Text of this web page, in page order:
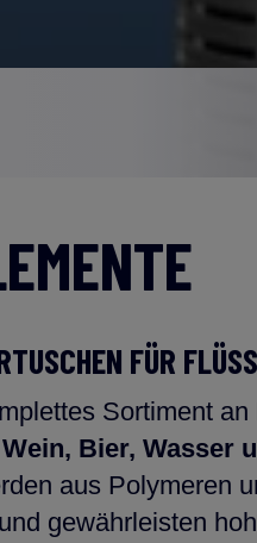
FÜR
Sortiment an
Bier, Wasser
aus Polymeren
gewährleisten